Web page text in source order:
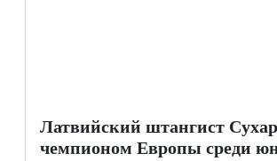
Латвийский штангист
чемпионом Европы среди